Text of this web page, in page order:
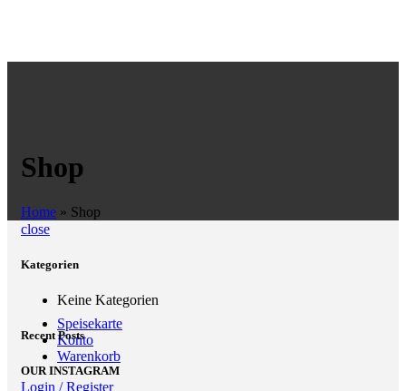
Speisekarte
Konto
Warenkorb
Login / Register
Shop
Home » Shop
close
Kategorien
Keine Kategorien
Recent Posts
OUR INSTAGRAM